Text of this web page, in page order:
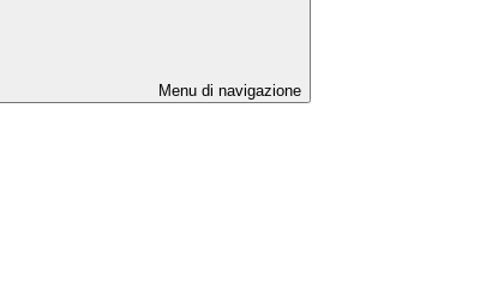
Menu di navigazione